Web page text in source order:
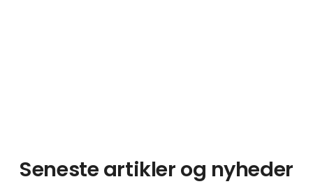
Seneste artikler og nyheder